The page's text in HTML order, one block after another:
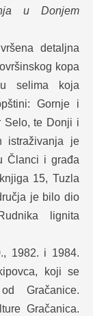
u Donjem
detaljna
kopa
selima koja
Gornje i
Selo, te Donji i
istraživanja je
Članci i građa
15, Tuzla
je bilo dio
lignita
1982. i 1984.
koji se
Gračanice.
Gračanica.